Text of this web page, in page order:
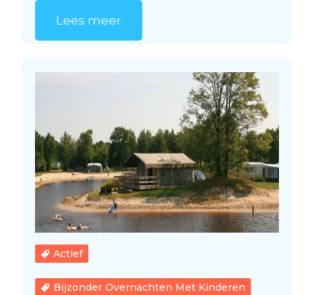
Lees meer
Actief
Bijzonder Overnachten Met Kinderen